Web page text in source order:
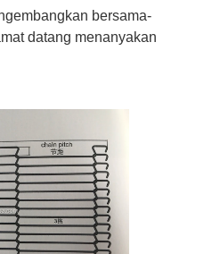
bersama-
datang menanyakan